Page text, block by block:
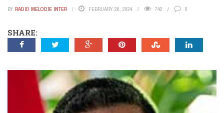
BY RADIO MÉLODIE INTER FEBRUARY 26, 2024 742 0
SHARE: